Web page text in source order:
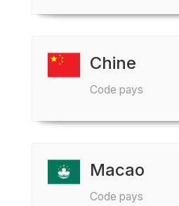
Chine
Code pays
Macao
Code pays